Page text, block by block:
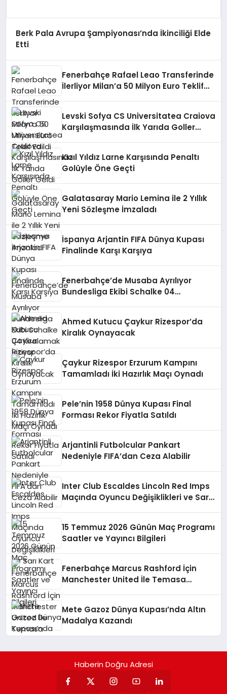
Berk Pala Avrupa Şampiyonası’nda İkinciliği Elde
Etti
Fenerbahçe Rafael Leao Transferinde
İlerliyor Milan’a 50 Milyon Euro Teklif
Levski Sofya CS Universitatea Craiova
Karşılaşmasında İlk Yarıda Goller
Kızıl Yıldız Larne Karşısında Penaltı
Golüyle Öne Geçti
Galatasaray Mario Lemina ile 2 Yıllık
Yeni Sözleşme İmzaladı
İspanya Arjantin FIFA Dünya Kupası
Finalinde Karşı Karşıya
Fenerbahçe’de Musaba Ayrılıyor
Bundesliga Ekibi Schalke 04
Ahmed Kutucu Çaykur Rizespor’da
Kiralık Oynayacak
Çaykur Rizespor Erzurum Kampını
Tamamladı İki Hazırlık Maçı Oynadı
Pele’nin 1958 Dünya Kupası Final
Forması Rekor Fiyatla Satıldı
Arjantinli Futbolcular Pankart
Nedeniyle FIFA’dan Ceza Alabilir
Inter Club Escaldes Lincoln Red Imps
Maçında Oyuncu Değişiklikleri ve Sarı
15 Temmuz 2026 Günün Maç Programı
Saatler ve Yayıncı Bilgileri
Fenerbahçe Marcus Rashford İçin
Manchester United İle Temasa
Mete Gazoz Dünya Kupası’nda Altın
Madalya Kazandı
Haberin Doğru Adresi